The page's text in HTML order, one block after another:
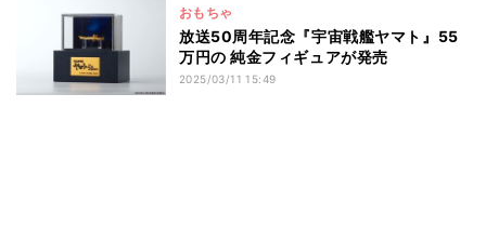
おもちゃ
放送50周年記念『宇宙戦艦ヤマト』55
万円の 純金フィギュアが発売
2025/03/11 15:49